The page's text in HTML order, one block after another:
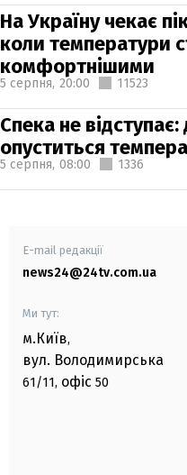
На Україну чекає
коли температури
комфортнішими
5 серпня, 20:00 11523
Спека не
опуститься
5 серпня, 08:00 1336
E-mail редакції
news24@24tv.com.ua
Ми тут:
м.Київ,
вул. Володимирська
61/11, офіс 50